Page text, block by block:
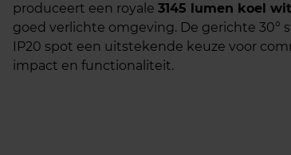
produceert een royale 3145 lumen koel
goed verlichte omgeving. De gerichte 30°
IP20 spot een uitstekende keuze voor
impact en functionaliteit.